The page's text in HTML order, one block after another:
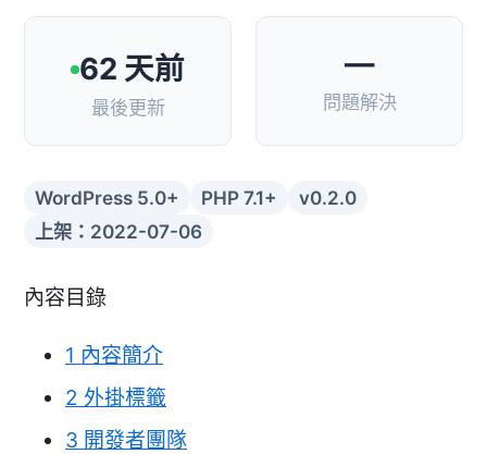
62 天前
最後更新
—
問題解決
WordPress 5.0+ PHP 7.1+
v0.2.0
上架：2022-07-06
內容目錄
1 內容簡介
2 外掛標籤
3 開發者團隊